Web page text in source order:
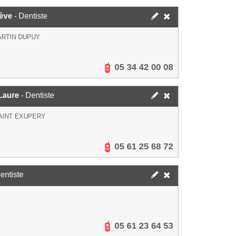
- Dentiste
DUPUY
05 34 42 00 08
- Dentiste
EXUPERY
05 61 25 68 72
05 61 23 64 53